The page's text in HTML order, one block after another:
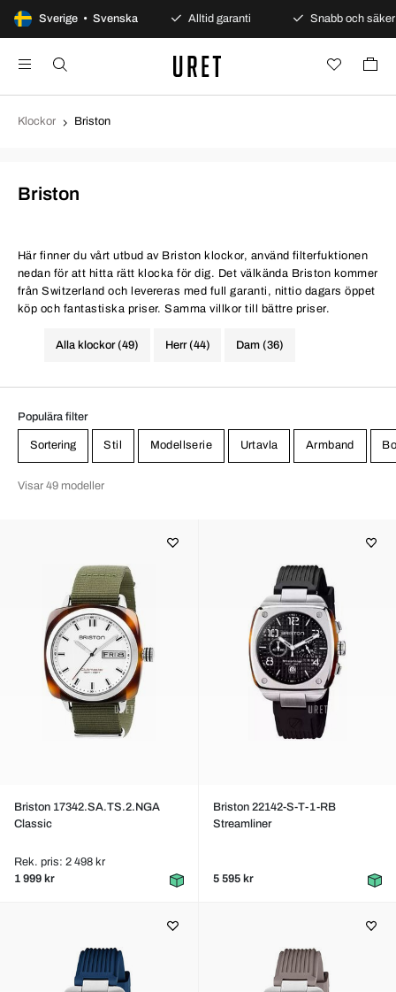
Sverige • Svenska
betalningar Alltid garanti Snabb och säker
Klockor Briston
Briston
Här finner du vårt utbud av Briston klockor, använd filterfuktionen
nedan för att hitta rätt klocka för dig. Det välkända Briston kommer
från Switzerland och levereras med full garanti, nittio dagars öppet
köp och fantastiska priser. Samma villkor till bättre priser.
Alla klockor (49) Herr (44) Dam (36)
Populära filter
Sortering Stil Modellserie Urtavla Armband
Visar 49 modeller
Briston 17342.SA.TS.2.NGA
Classic
Rek. pris: 2 498 kr
1 999 kr
Briston 22142-S-T-1-RB
Streamliner
5 595 kr